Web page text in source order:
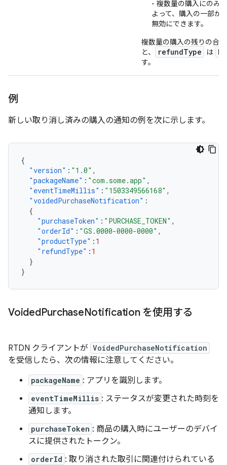
- 複数量の購入にのみ
よって、購入の一部が
無効にできます。
複数量の購入の残りの合
と、
refundType は
す。
例
新しい取り消し済みの購入の通知の例を次に示します。
{
"version" : "1.0" ,
"packageName" : "com.some.app" ,
"eventTimeMillis" : "1503349566168" ,
"voidedPurchaseNotification" :
{
"purchaseToken" : "PURCHASE_TOKEN" ,
"orderId" : "GS.0000-0000-0000" ,
"productType" : 1
"refundType" : 1
}
}
VoidedPurchaseNotification を使用する
RTDN クライアントが VoidedPurchaseNotification
を受信したら、次の情報に注意してください。
packageName : アプリを識別します。
eventTimeMillis : ステータスが変更された時刻を
通知します。
purchaseToken : 商品の購入時にユーザーのデバイ
スに提供されたトークン。
orderId : 取り消された取引に関連付けられている